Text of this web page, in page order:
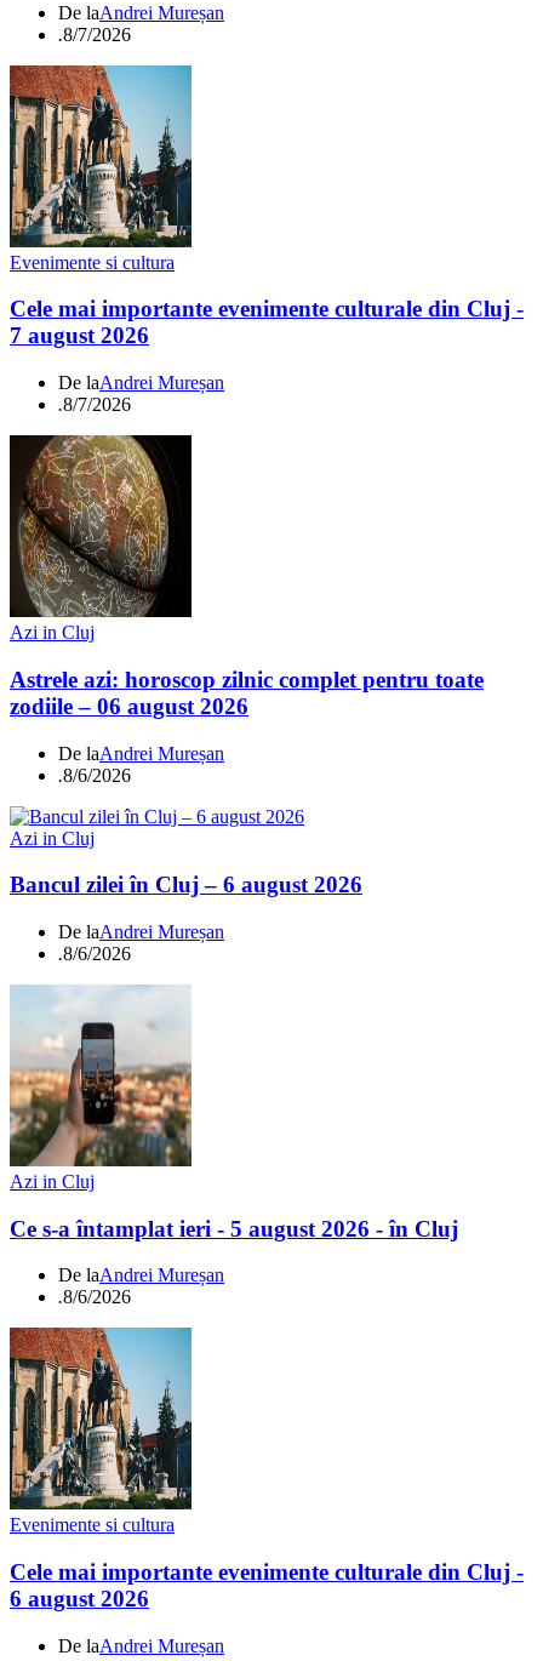
De laAndrei Mureșan
.8/7/2026
Evenimente si cultura
Cele mai importante evenimente culturale din Cluj -
7 august 2026
De laAndrei Mureșan
.8/7/2026
Azi in Cluj
Astrele azi: horoscop zilnic complet pentru toate
zodiile – 06 august 2026
De laAndrei Mureșan
.8/6/2026
Azi in Cluj
Bancul zilei în Cluj – 6 august 2026
De laAndrei Mureșan
.8/6/2026
Azi in Cluj
Ce s-a întamplat ieri - 5 august 2026 - în Cluj
De laAndrei Mureșan
.8/6/2026
Evenimente si cultura
Cele mai importante evenimente culturale din Cluj -
6 august 2026
De laAndrei Mureșan